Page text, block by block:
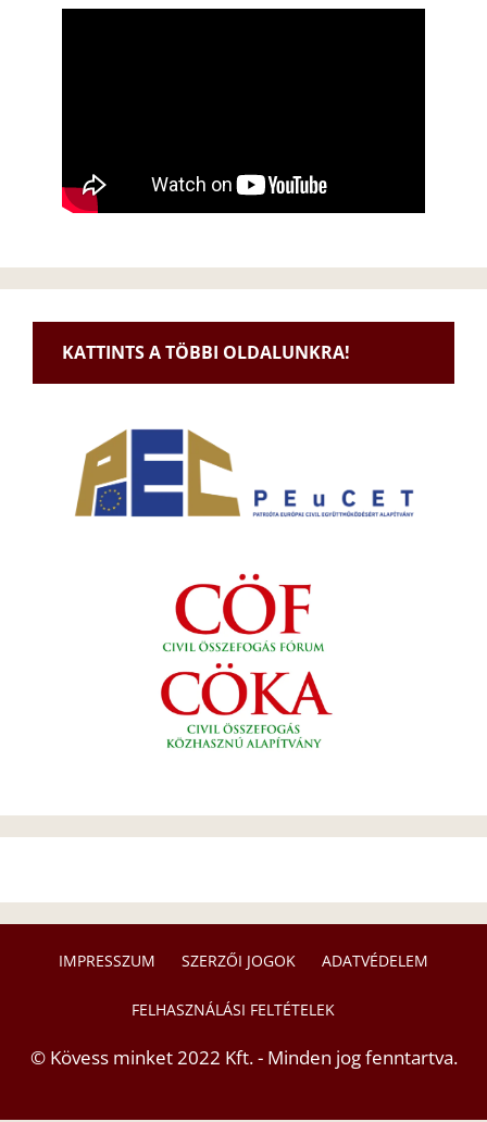
KATTINTS A TÖBBI OLDALUNKRA!
IMPRESSZUM SZERZŐI JOGOK ADATVÉDELEM
FELHASZNÁLÁSI FELTÉTELEK
© Kövess minket 2022 Kft. - Minden jog fenntartva.